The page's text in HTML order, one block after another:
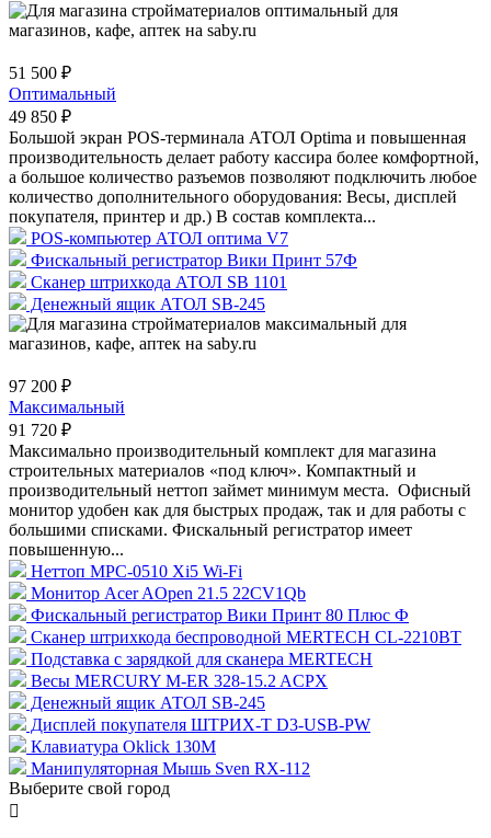
51 500 ₽
Оптимальный
49 850 ₽
Большой экран POS-терминала АТОЛ Optima и повышенная
производительность делает работу кассира более комфортной,
а большое количество разъемов позволяют подключить любое
количество дополнительного оборудования: Весы, дисплей
покупателя, принтер и др.) В состав комплекта...
POS-компьютер АТОЛ оптима V7
Фискальный регистратор Вики Принт 57Ф
Сканер штрихкода АТОЛ SB 1101
Денежный ящик АТОЛ SB-245
97 200 ₽
Максимальный
91 720 ₽
Максимально производительный комплект для магазина
строительных материалов «под ключ». Компактный и
производительный неттоп займет минимум места. Офисный
монитор удобен как для быстрых продаж, так и для работы с
большими списками. Фискальный регистратор имеет
повышенную...
Неттоп MPC-0510 Xi5 Wi-Fi
Монитор Acer AOpen 21.5 22CV1Qb
Фискальный регистратор Вики Принт 80 Плюс Ф
Сканер штрихкода беспроводной MERTECH CL-2210BT
Подставка с зарядкой для сканера MERTECH
Весы MERCURY M-ER 328-15.2 ACPX
Денежный ящик АТОЛ SB-245
Дисплей покупателя ШТРИХ-T D3-USB-PW
Клавиатура Oklick 130M
Манипуляторная Мышь Sven RX-112
Выберите свой город
